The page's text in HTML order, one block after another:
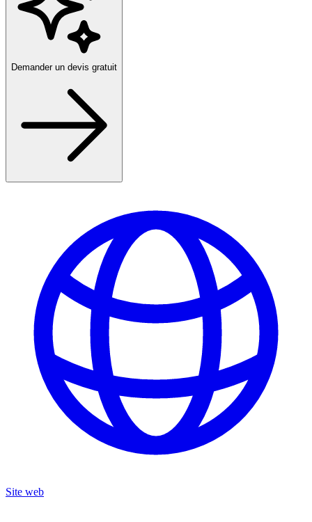
Demander un devis gratuit
Site web